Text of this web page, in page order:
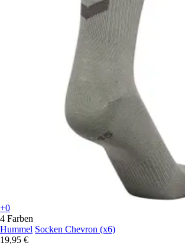
+0
4 Farben
Hummel Socken Chevron (x6)
19,95 €